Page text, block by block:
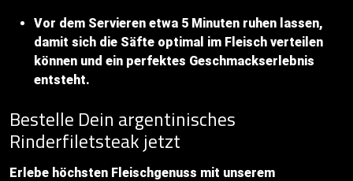
Vor dem Servieren etwa 5 Minuten ruhen lassen,
damit sich die Säfte optimal im Fleisch verteilen
können und ein perfektes Geschmackserlebnis
entsteht.
Bestelle Dein argentinisches
Rinderfiletsteak jetzt
Erlebe höchsten Fleischgenuss mit unserem